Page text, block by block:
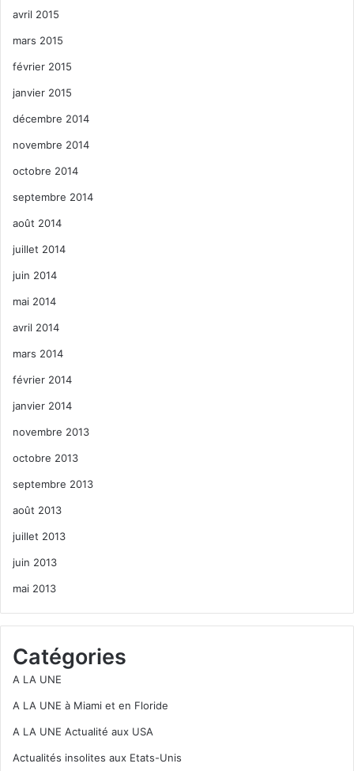
avril 2015
mars 2015
février 2015
janvier 2015
décembre 2014
novembre 2014
octobre 2014
septembre 2014
août 2014
juillet 2014
juin 2014
mai 2014
avril 2014
mars 2014
février 2014
janvier 2014
novembre 2013
octobre 2013
septembre 2013
août 2013
juillet 2013
juin 2013
mai 2013
Catégories
A LA UNE
A LA UNE à Miami et en Floride
A LA UNE Actualité aux USA
Actualités insolites aux Etats-Unis